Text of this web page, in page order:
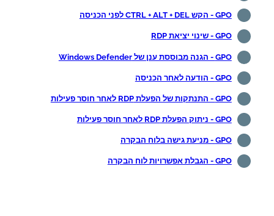
GPO - הקש CTRL + ALT + DEL לפני הכניסה
GPO - שינוי יציאת RDP
GPO - הגנה מבוססת ענן של Windows Defender
GPO - הודעה לאחר הכניסה
GPO - התנתקות של הפעלת RDP לאחר חוסר פעילות
GPO - ניתוק הפעלת RDP לאחר חוסר פעילות
GPO - מניעת גישה בלוח הבקרה
GPO - הגבלת אפשרויות לוח הבקרה